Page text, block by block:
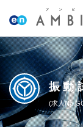
振動
求人